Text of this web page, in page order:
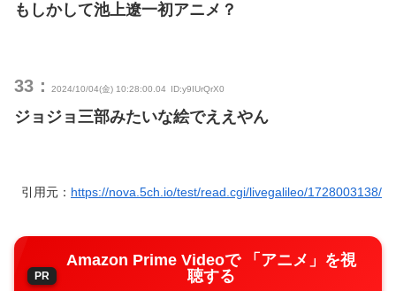
もしかして池上遼一初アニメ？
33： 2024/10/04(金) 10:28:00.04 ID:y9IUrQrX0
ジョジョ三部みたいな絵でええやん
引用元： https://nova.5ch.io/test/read.cgi/livegalileo/1728003138/
Amazon Prime Videoで 「アニメ」を視
聴する